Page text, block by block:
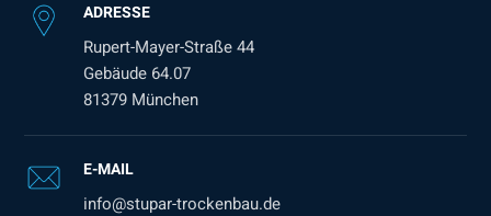
ADRESSE
Rupert-Mayer-Straße 44
Gebäude 64.07
81379 München
E-MAIL
info@stupar-trockenbau.de